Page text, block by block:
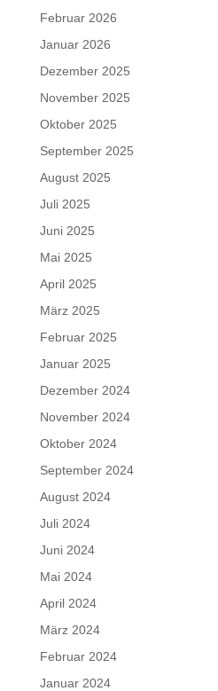
Februar 2026
Januar 2026
Dezember 2025
November 2025
Oktober 2025
September 2025
August 2025
Juli 2025
Juni 2025
Mai 2025
April 2025
März 2025
Februar 2025
Januar 2025
Dezember 2024
November 2024
Oktober 2024
September 2024
August 2024
Juli 2024
Juni 2024
Mai 2024
April 2024
März 2024
Februar 2024
Januar 2024